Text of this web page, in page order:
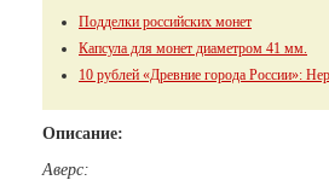
Подделки российских монет
Капсула для монет диаметром 41 мм.
10 рублей «Древние города России»:
Описание:
Аверс: